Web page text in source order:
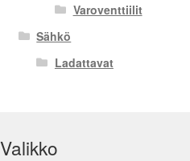
Varoventtiilit
Sähkö
Ladattavat
Valikko